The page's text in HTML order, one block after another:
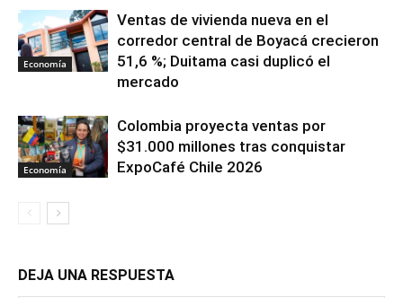
Economía
Ventas de vivienda nueva en el
corredor central de Boyacá crecieron
51,6 %; Duitama casi duplicó el
mercado
Economía
Colombia proyecta ventas por
$31.000 millones tras conquistar
ExpoCafé Chile 2026
DEJA UNA RESPUESTA